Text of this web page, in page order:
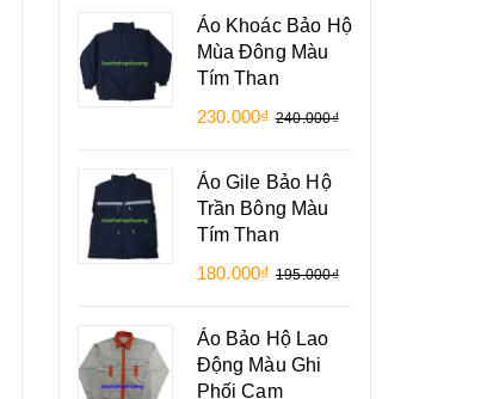
Áo Khoác Bảo Hộ
Mùa Đông Màu
Tím Than
230.000₫ 240.000₫
Áo Gile Bảo Hộ
Trần Bông Màu
Tím Than
180.000₫ 195.000₫
Áo Bảo Hộ Lao
Động Màu Ghi
Phối Cam